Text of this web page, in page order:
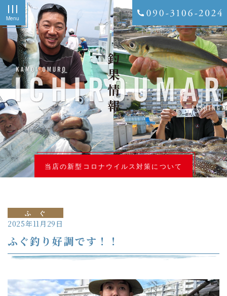
Menu
釣果情報
当店の新型コロナウイルス対策について
ふ ぐ
2025年11月29日
ふぐ釣り好調です！！